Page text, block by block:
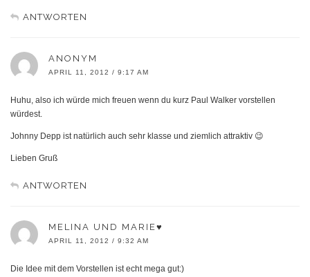
ANTWORTEN
ANONYM
APRIL 11, 2012 / 9:17 AM
Huhu, also ich würde mich freuen wenn du kurz Paul Walker vorstellen
würdest.
Johnny Depp ist natürlich auch sehr klasse und ziemlich attraktiv 😉
Lieben Gruß
ANTWORTEN
MELINA UND MARIE♥
APRIL 11, 2012 / 9:32 AM
Die Idee mit dem Vorstellen ist echt mega gut:)